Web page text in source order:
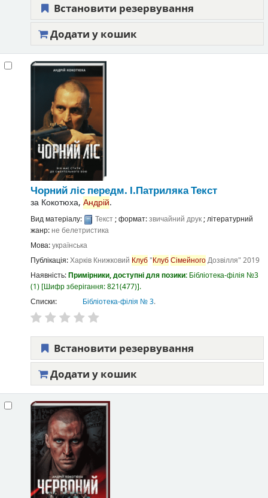
Встановити резервування
Додати у кошик
Чорний ліс передм. І.ПатрилякаТекст
за Кокотюха, Андрій.
Вид матеріалу: Текст; формат:звичайний друк; літературний
жанр:не белетристика
Мова:українська
Публікація:Харків Книжковий Клуб"КлубСімейногоДозвілля" 2019
Наявність:Примірники, доступні для позики: Бібліотека-філія №3
(1) Шифр зберігання:821(477) .
Списки:
Бібліотека-філія № 3.
Встановити резервування
Додати у кошик